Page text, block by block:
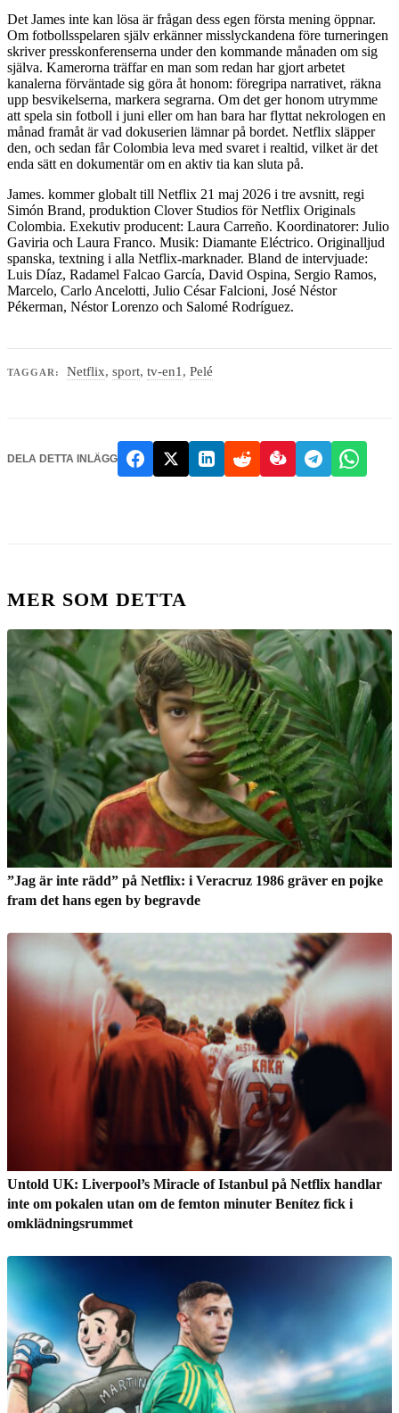
Det James inte kan lösa är frågan dess egen första mening öppnar.
Om fotbollsspelaren själv erkänner misslyckandena före turneringen
skriver presskonferenserna under den kommande månaden om sig
själva. Kamerorna träffar en man som redan har gjort arbetet
kanalerna förväntade sig göra åt honom: föregripa narrativet, räkna
upp besvikelserna, markera segrarna. Om det ger honom utrymme
att spela sin fotboll i juni eller om han bara har flyttat nekrologen en
månad framåt är vad dokuserien lämnar på bordet. Netflix släpper
den, och sedan får Colombia leva med svaret i realtid, vilket är det
enda sätt en dokumentär om en aktiv tia kan sluta på.
James. kommer globalt till Netflix 21 maj 2026 i tre avsnitt, regi
Simón Brand, produktion Clover Studios för Netflix Originals
Colombia. Exekutiv producent: Laura Carreño. Koordinatorer: Julio
Gaviria och Laura Franco. Musik: Diamante Eléctrico. Originalljud
spanska, textning i alla Netflix-marknader. Bland de intervjuade:
Luis Díaz, Radamel Falcao García, David Ospina, Sergio Ramos,
Marcelo, Carlo Ancelotti, Julio César Falcioni, José Néstor
Pékerman, Néstor Lorenzo och Salomé Rodríguez.
TAGGAR: Netflix,sport,tv-en1,Pelé
DELA DETTA INLÄGG
MER SOM DETTA
”Jag är inte rädd” på Netflix: i Veracruz 1986 gräver en pojke
fram det hans egen by begravde
Untold UK: Liverpool’s Miracle of Istanbul på Netflix handlar
inte om pokalen utan om de femton minuter Benítez fick i
omklädningsrummet